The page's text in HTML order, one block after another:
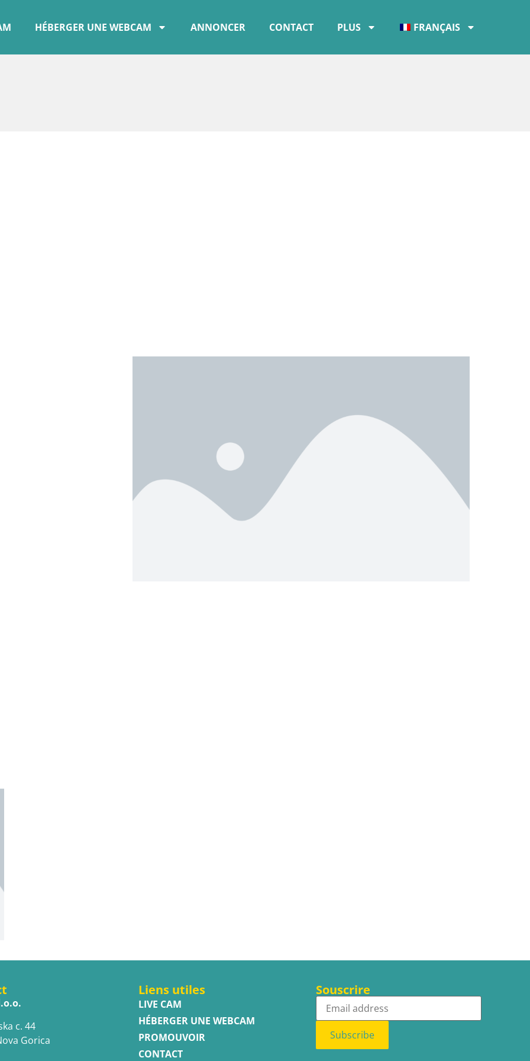
HÉBERGER UNE WEBCAM ANNONCER CONTACT PLUS FRANÇAIS
c. 44
Gorica
Liens utiles
LIVE CAM
HÉBERGER UNE WEBCAM
PROMOUVOIR
CONTACT
Souscrire
Subscribe